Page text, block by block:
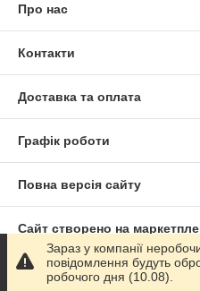
Про нас
Контакти
Доставка та оплата
Графік роботи
Повна версія сайту
Сайт створено на
Політика конфіденційності
Зараз у компанії
повідомлення будуть
робочого дня (10.08).